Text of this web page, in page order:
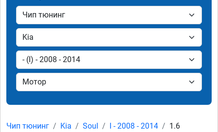
Чип тюнинг Kia Soul I - 2008 - 2014 1.6